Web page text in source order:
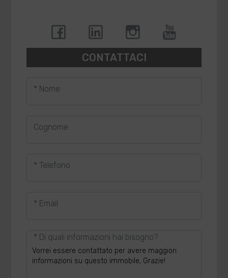
CONTATTACI
* Nome
Cognome
* Telefono
* Email
* Di quali informazioni hai bisogno?